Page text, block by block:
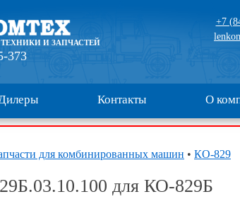
И ЗАПЧАСТЕЙ
373
+7
Контакты О
для комбинированных машин • КО-829
для КО-829Б